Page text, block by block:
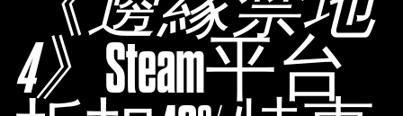
4》 Steam平台